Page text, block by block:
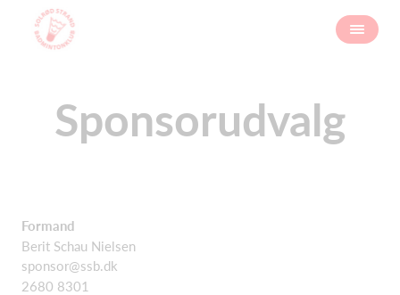
Sponsorudvalg
Formand
Berit Schau Nielsen
sponsor@ssb.dk
2680 8301